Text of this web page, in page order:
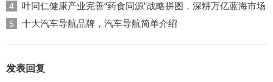
4 叶同仁健康产业完善“药食同源”战略拼图，深耕万亿蓝海市场
5 十大汽车导航品牌，汽车导航简单介绍
发表回复